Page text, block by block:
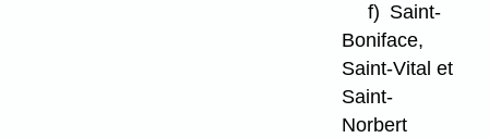
f) Saint-
Boniface,
Saint-Vital et
Saint-
Norbert